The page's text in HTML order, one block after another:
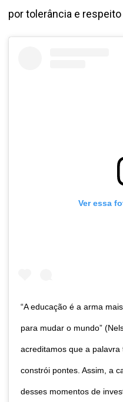
por tolerância e
Ver essa
“A educação é a arma
para mudar o mundo”
acreditamos que a
constrói pontes. Assim, a
desses momentos de